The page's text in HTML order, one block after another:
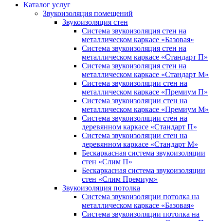
Каталог услуг
Звукоизоляция помещений
Звукоизоляция стен
Система звукоизоляция стен на
металлическом каркасе «Базовая»
Система звукоизоляция стен на
металлическом каркасе «Стандарт П»
Система звукоизоляция стен на
металлическом каркасе «Стандарт М»
Система звукоизоляции стен на
металлическом каркасе «Премиум П»
Система звукоизоляции стен на
металлическом каркасе «Премиум М»
Система звукоизоляции стен на
деревянном каркасе «Стандарт П»
Система звукоизоляции стен на
деревянном каркасе «Стандарт М»
Бескаркасная система звукоизоляции
стен «Слим П»
Бескаркасная система звукоизоляции
стен «Слим Премиум»
Звукоизоляция потолка
Система звукоизоляции потолка на
металлическом каркасе «Базовая»
Система звукоизоляции потолка на